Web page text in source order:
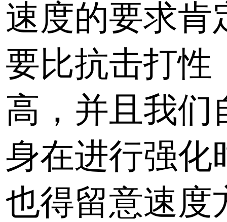
速度的要求肯
要比抗击打性
高，并且我们
身在进行强化
也得留意速度